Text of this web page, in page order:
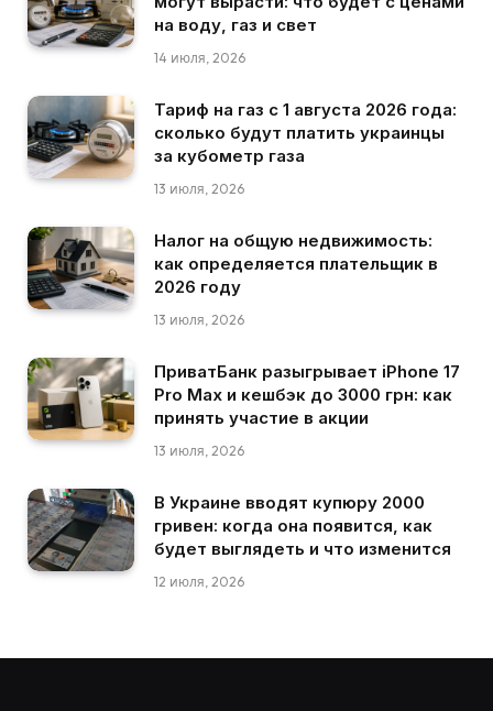
на воду, газ и свет
14 июля, 2026
Тариф на газ с 1 августа 2026 года:
сколько будут платить украинцы
за кубометр газа
13 июля, 2026
Налог на общую недвижимость:
как определяется плательщик в
2026 году
13 июля, 2026
ПриватБанк разыгрывает iPhone 17
Pro Max и кешбэк до 3000 грн: как
принять участие в акции
13 июля, 2026
В Украине вводят купюру 2000
гривен: когда она появится, как
будет выглядеть и что изменится
12 июля, 2026